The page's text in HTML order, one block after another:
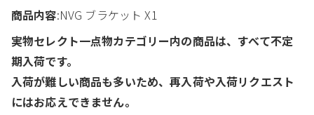
商品内容:NVG ブラケット X1
実物セレクト一点物カテゴリー内の商品は、すべて不定
期入荷です。
入荷が難しい商品も多いため、再入荷や入荷リクエスト
にはお応えできません。